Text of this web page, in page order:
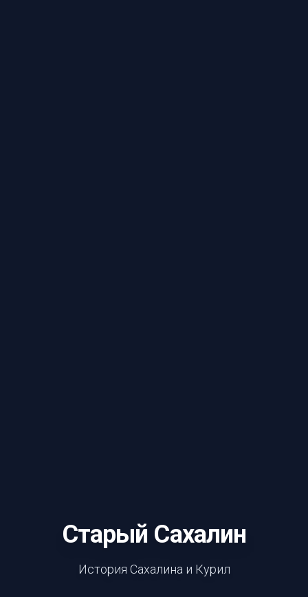
Старый Сахалин
История Сахалина и Курил